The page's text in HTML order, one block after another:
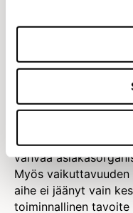
Tilastokeskus –
Tilastokeskus ryhtyi
Tuomariston
aihetta on ratkaistu
laadukkaasti
vahvaa
Myös
aihe ei jäänyt vain
toiminnallinen